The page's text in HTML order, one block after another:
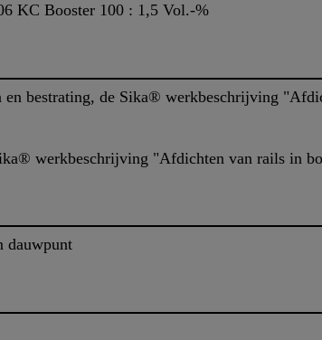
KC Booster 100 : 1,5 Vol.-%
bestrating, de Sika® werkbeschrijving
werkbeschrijving "Afdichten van rails in
dauwpunt